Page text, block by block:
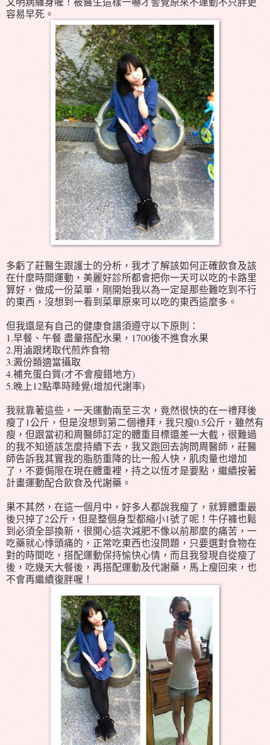
容易早死。
多虧了莊醫生跟護士的分析，我才了解該如何正確飲食及該
在什麼時間運動，美麗好診所都會把你一天可以吃的卡路里
算好，做成一份菜單，剛開始我以為一定是那些難吃到不行
的東西，沒想到一看到菜單原來可以吃的東西這麼多。
但我還是有自己的健康食譜須遵守以下原則：
1.早餐、午餐 盡量搭配水果，1700後不進食水果
2.用滷跟烤取代煎炸食物
3.澱份類適當攝取
4.補充蛋白質(才不會瘦錯地方)
5.晚上12點準時睡覺(增加代謝率)
我就靠著這些，一天運動兩至三次，竟然很快的在一禮拜後
瘦了1公斤，但是沒想到第二個禮拜，我只瘦0.5公斤，雖然有
瘦，但跟當初和周醫師訂定的體重目標還差一大截，很難過
的我不知道該怎麼持續下去，我又跑回去詢問周醫師，莊醫
師告訴我其實我的脂肪重降的比一般人快，肌肉量也增加
了，不要侷限在現在體重裡，持之以恆才是要點，繼續按著
計畫運動配合飲食及代謝藥。
果不其然，在這一個月中，好多人都說我瘦了，就算體重最
後只掉了2公斤，但是整個身型都縮小1號了呢！牛仔褲也鬆
到必須全部換新，很開心這次減肥不像以前那麼的痛苦，一
吃藥就心悸頭痛的，正常吃東西也沒問題，只要選對食物在
對的時間吃，搭配運動保持愉快心情，而且我發現自從瘦了
後，吃幾天大餐後，再搭配運動及代謝藥，馬上瘦回來，也
不會再繼續復胖喔！